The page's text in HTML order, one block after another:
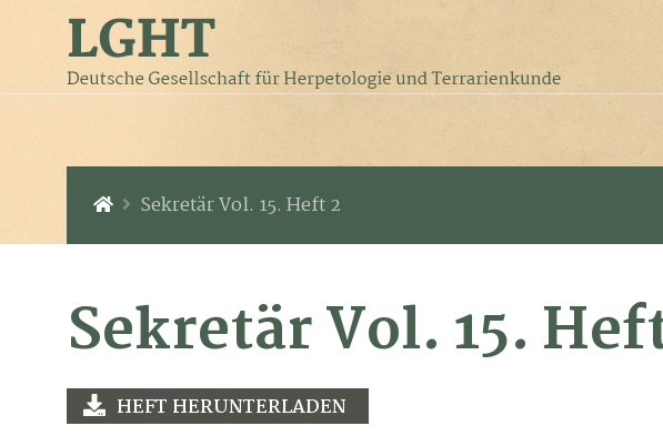
Sekretär Vol. 15. Heft 2
Sekretär Vol. 15.
HEFT HERUNTERLADEN